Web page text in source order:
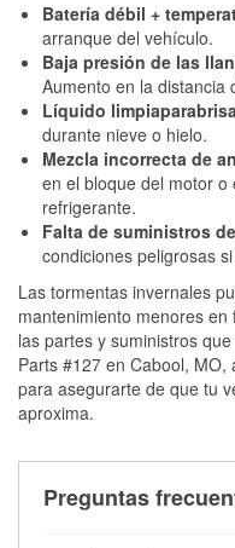
Batería débil +
arranque del vehículo.
Baja presión de las
Aumento en la distancia
Líquido
durante nieve o hielo.
Mezcla incorrecta de
en el bloque del motor
refrigerante.
Falta de suministros
condiciones peligrosas
Las tormentas invernales
mantenimiento menores
las partes y suministros
Parts #127 en Cabool,
para asegurarte de que tu
aproxima.
Preguntas